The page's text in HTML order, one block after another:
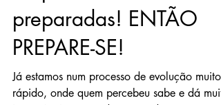
As pessoas não estão
preparadas! ENTÃO
PREPARE-SE!
Já estamos num processo de evolução muito